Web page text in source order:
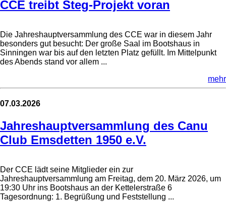
CCE treibt Steg-Projekt voran
Die Jahreshauptversammlung des CCE war in diesem Jahr
besonders gut besucht: Der große Saal im Bootshaus in
Sinningen war bis auf den letzten Platz gefüllt. Im Mittelpunkt
des Abends stand vor allem ...
mehr
07.03.2026
Jahreshauptversammlung des Canu
Club Emsdetten 1950 e.V.
Der CCE lädt seine Mitglieder ein zur
Jahreshauptversammlung am Freitag, dem 20. März 2026, um
19:30 Uhr ins Bootshaus an der Kettelerstraße 6
Tagesordnung: 1. Begrüßung und Feststellung ...